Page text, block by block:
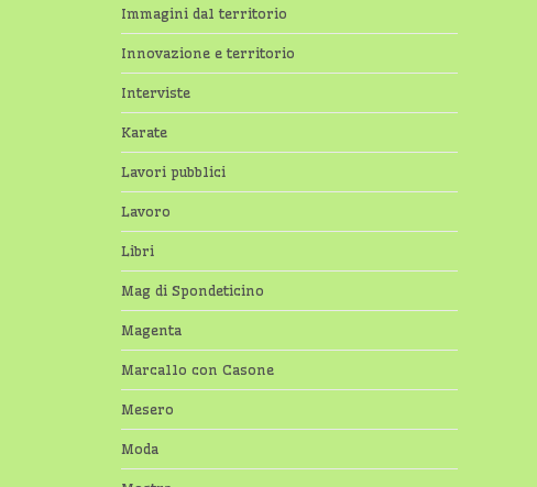
Immagini dal territorio
Innovazione e territorio
Interviste
Karate
Lavori pubblici
Lavoro
Libri
Mag di Spondeticino
Magenta
Marcallo con Casone
Mesero
Moda